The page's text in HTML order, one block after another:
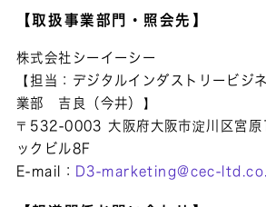
【取扱事業部門・照会先】
株式会社シーイーシー
【担当：デジタルインダストリービジ
業部 吉良（今井）】
〒532-0003 大阪府大阪市淀川区宮
ックビル8F
E-mail： D3-marketing@cec-